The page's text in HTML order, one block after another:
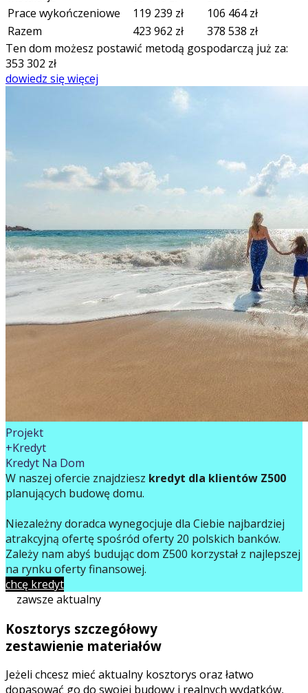
Prace wykończeniowe
119 239 zł 106 464zł
Razem
423 962 zł 378 538 zł
Ten dom możesz postawić metodą gospodarczą już za:
353 302 zł
dowiedz się więcej
Projekt
+Kredyt
Kredyt Na Dom
W naszej ofercie znajdziesz kredyt dla klientów Z500
planujących budowę domu.
Niezależny doradca wynegocjuje dla Ciebie najbardziej
atrakcyjną ofertę spośród oferty 20 polskich banków.
Zależy nam abyś budując dom Z500 korzystał z najlepszej
na rynku oferty finansowej.
chcę kredyt
zawsze aktualny
Kosztorys szczegółowy
zestawienie materiałów
Jeżeli chcesz mieć aktualny kosztorys oraz łatwo
dopasować go do swojej budowy i realnych wydatków,